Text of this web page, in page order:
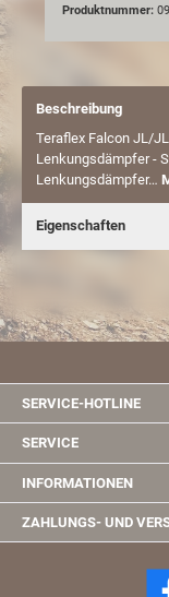
Produktnummer:
Beschreibung
Teraflex Falcon JL/
Lenkungsdämpfer -
Lenkungsdämpfer…
Eigenschaften
SERVICE-HOTLINE
SERVICE
INFORMATIONEN
ZAHLUNGS- UND